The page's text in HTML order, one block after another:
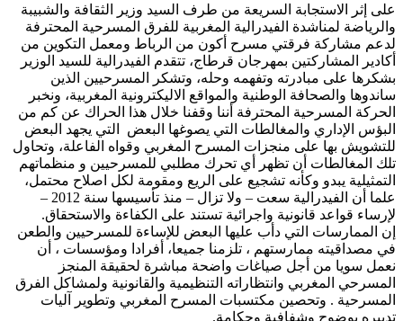
على إثر الاستجابة السريعة من طرف السيد وزير الثقافة والشبيبة
والرياضة لمناشدة الفيدرالية المغربية للفرق المسرحية المحترفة
لدعم مشاركة فرقتي مسرح أكون من الرباط ومعمل التكوين من
أكادير المشاركتين بمهرجان قرطاج، تتقدم الفيدرالية للسيد الوزير
بشكرها على مبادرته وتفهمه وحله، وتشكر المسرحيين الذين
ساندوها والصحافة الوطنية والمواقع الاليكترونية المغربية، ونخبر
الحركة المسرحية المحترفة أننا وقفنا خلال هذا الحراك عن كم من
البؤس الإداري والمغالطات التي يصوغها البعض التي يجهد البعض
للتشويش بها على منجزات المسرح المغربي وقواه الفاعلة، وتحاول
تلك المغالطات أن تظهر أي تحرك مطلبي للمسرحيين و منظماتهم
التمثيلية يبدو وكأنه تشجيع على الريع ومقومة لكل اصلاح محتمل،
علما أن الفيدرالية سعت – ولا تزال – منذ تأسيسها سنة 2012 –
لإرساء قواعد قانونية واجرائية تستند على الكفاءة والاستحقاق.
إن الممارسات التي دأب عليها البعض للإساءة للمسرحيين والطعن
في مصداقيته ممارستهم ، تلزمنا جميعا، أفرادا ومؤسسات ، أن
نعمل سويا من أجل صياغات واضحة مباشرة لحقيقة المنجز
المسرحي المغربي وانتظاراته التنظيمية والقانونية ولمشاكل الفرق
المسرحية . وتحصين مكتسبات المسرح المغربي وتطوير آليات
تدبيره بوضوح وشفافية وحكامة.